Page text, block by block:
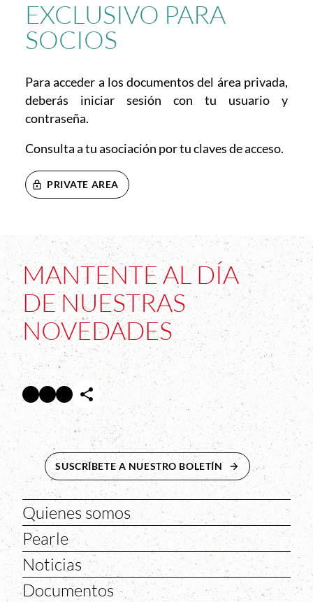
EXCLUSIVO PARA
SOCIOS
Para acceder a los documentos del área privada,
deberás iniciar sesión con tu usuario y
contraseña.
Consulta a tu asociación por tu claves de acceso.
PRIVATE AREA
MANTENTE AL DÍA
DE NUESTRAS
NOVEDADES
Facebook Abre en nueva ventana
Twitter Abre en nueva ventana
InstagramAbre en nueva ventana
SUSCRÍBETE A NUESTRO BOLETÍN ABRE EN NUEVA
Quienes somos
Pearle
Noticias
Documentos